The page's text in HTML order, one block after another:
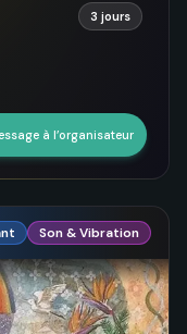
3 jours
à l’organisateur
Son & Vibration